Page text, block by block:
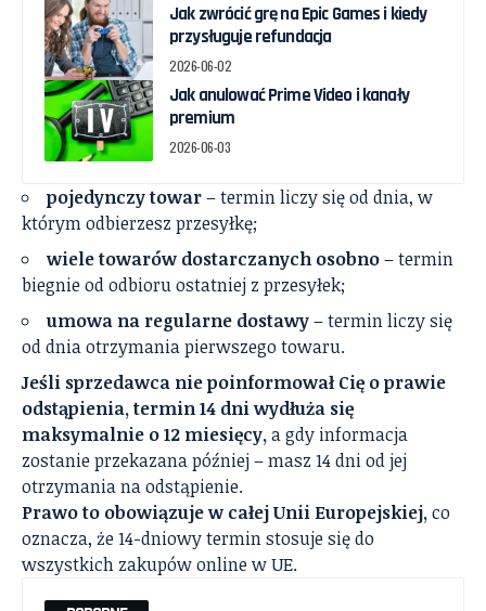
Jak zwrócić grę na Epic Games i kiedy
przysługuje refundacja
2026-06-02
Jak anulować Prime Video i kanały
premium
2026-06-03
pojedynczy towar– termin liczy się od dnia, w
którym odbierzesz przesyłkę;
wiele towarów dostarczanych osobno– termin
biegnie od odbioru ostatniej z przesyłek;
umowa na regularne dostawy– termin liczy się
od dnia otrzymania pierwszego towaru.
Jeśli sprzedawca nie poinformował Cię o prawie
odstąpienia, termin 14 dni wydłuża się
maksymalnie o 12 miesięcy,a gdy informacja
zostanie przekazana później – masz 14 dni od jej
otrzymania na odstąpienie.
Prawo to obowiązuje w całej Unii Europejskiej,co
oznacza, że 14-dniowy termin stosuje się do
wszystkich zakupów online w UE.